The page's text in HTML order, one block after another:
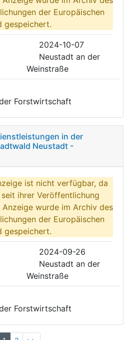
der Europäischen
gespeichert.
2024-10-07
Neustadt an der
Weinstraße
Forstwirtschaft
in der
Neustadt -
ist nicht verfügbar, da
ihrer Veröffentlichung
wurde im Archiv des
der Europäischen
gespeichert.
2024-09-26
Neustadt an der
Weinstraße
Forstwirtschaft